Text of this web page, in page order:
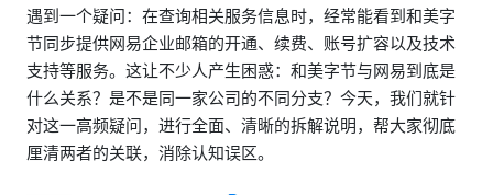
遇到一个疑问：在查询相关服务信息时，经常能看到和美字
节同步提供网易企业邮箱的开通、续费、账号扩容以及技术
支持等服务。这让不少人产生困惑：和美字节与网易到底是
什么关系？是不是同一家公司的不同分支？今天，我们就针
对这一高频疑问，进行全面、清晰的拆解说明，帮大家彻底
厘清两者的关联，消除认知误区。